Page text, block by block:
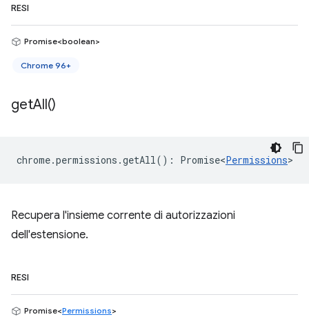
RESI
Promise<boolean>
Chrome 96+
getAll()
chrome.permissions .getAll () : Promise<Permissions>
Recupera l'insieme corrente di autorizzazioni
dell'estensione.
RESI
Promise<Permissions>